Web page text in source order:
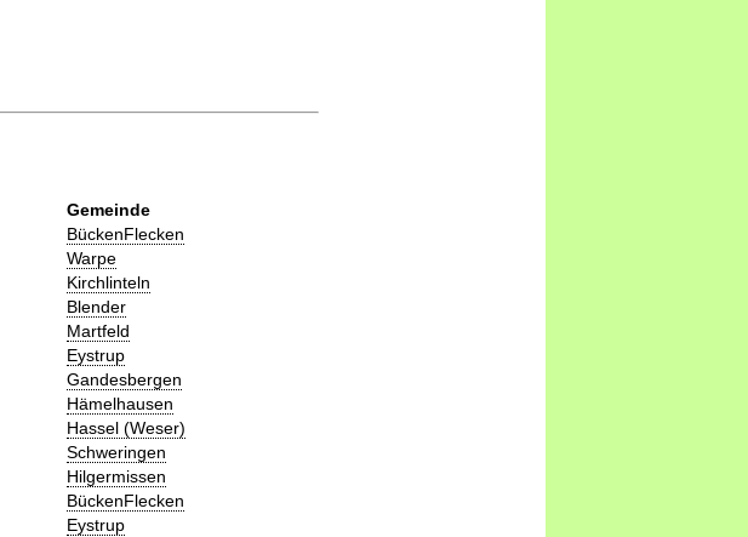
Gemeinde
BückenFlecken
Warpe
Kirchlinteln
Blender
Martfeld
Eystrup
Gandesbergen
Hämelhausen
Hassel (Weser)
Schweringen
Hilgermissen
BückenFlecken
Eystrup